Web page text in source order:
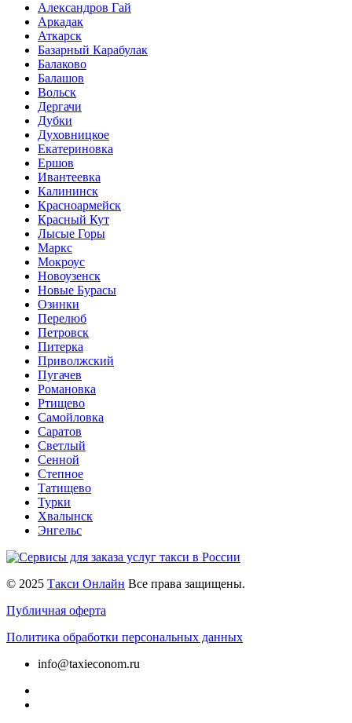
Александров Гай
Аркадак
Аткарск
Базарный Карабулак
Балаково
Балашов
Вольск
Дергачи
Дубки
Духовницкое
Екатериновка
Ершов
Ивантеевка
Калининск
Красноармейск
Красный Кут
Лысые Горы
Маркс
Мокроус
Новоузенск
Новые Бурасы
Озинки
Перелюб
Петровск
Питерка
Приволжский
Пугачев
Романовка
Ртищево
Самойловка
Саратов
Светлый
Сенной
Степное
Татищево
Турки
Хвалынск
Энгельс
© 2025 Такси Онлайн Все права защищены.
Публичная оферта
Политика обработки персональных данных
info@taxieconom.ru